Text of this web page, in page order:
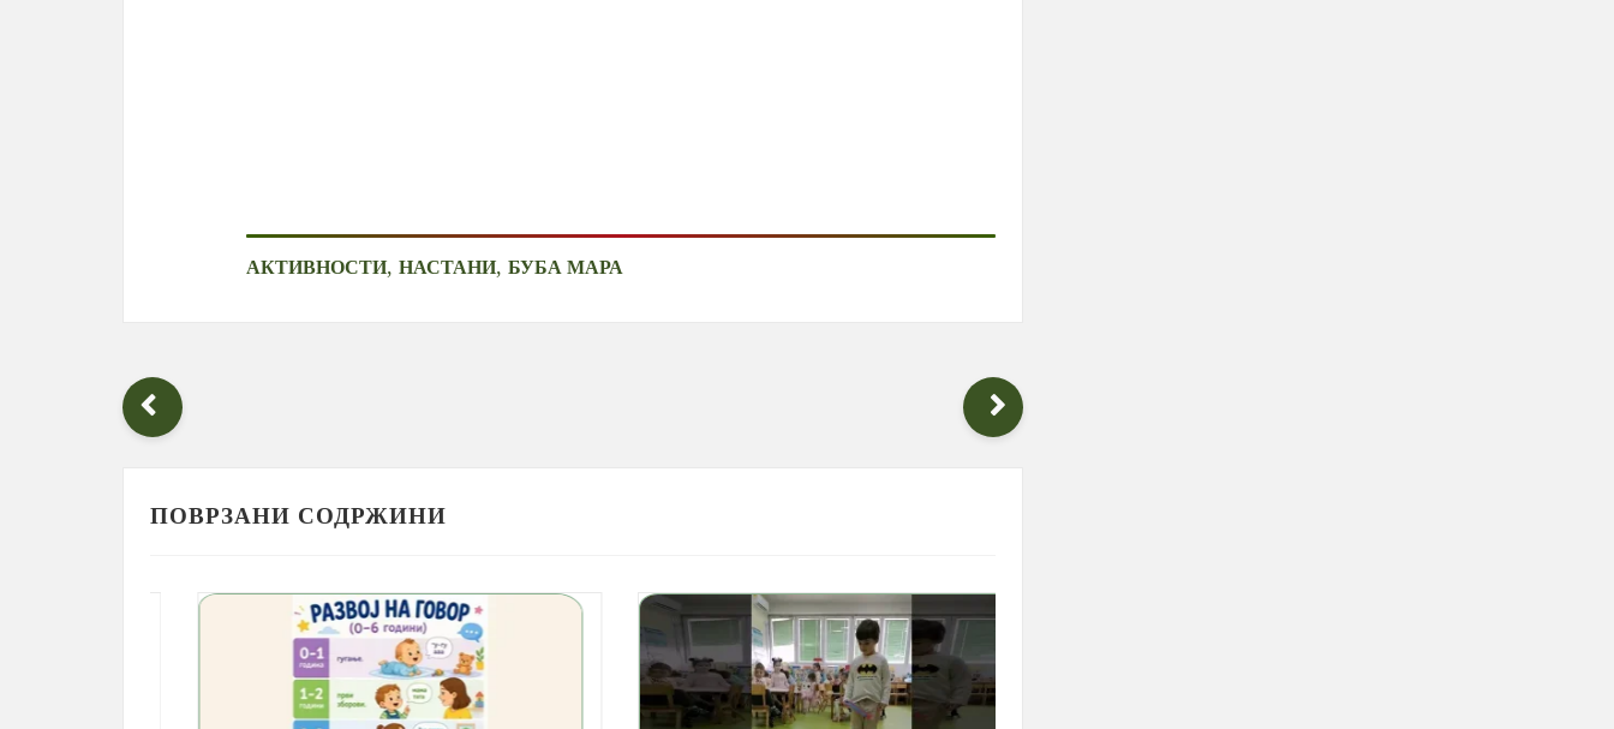
АКТИВНОСТИ, НАСТАНИ, БУБА МАРА
ПОВРЗАНИ СОДРЖИНИ